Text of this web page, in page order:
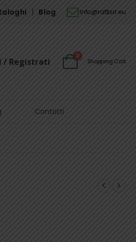
Blog info@rattisrl.eu
/ Registrati
0
Shopping Cart
Contatti